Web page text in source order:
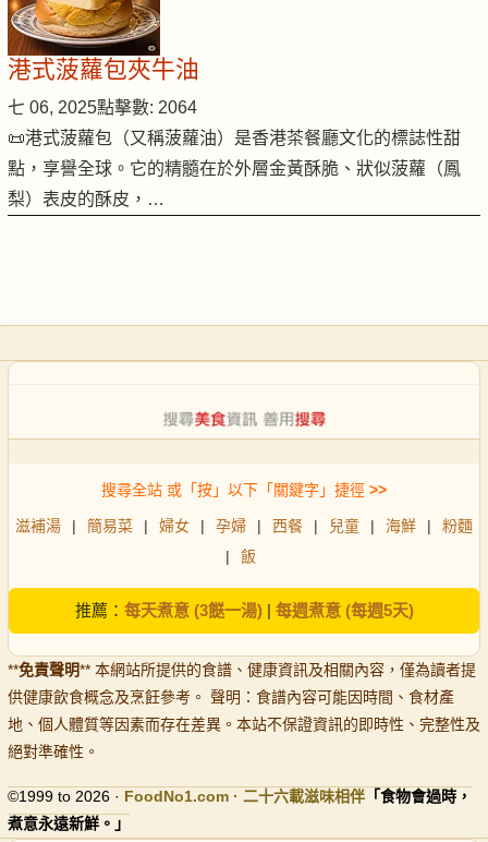
港式菠蘿包夾牛油
七 06, 2025點擊數: 2064
📜港式菠蘿包（又稱菠蘿油）是香港茶餐廳文化的標誌性甜
點，享譽全球。它的精髓在於外層金黃酥脆、狀似菠蘿（鳳
梨）表皮的酥皮，…
搜尋全站 或「按」以下「關鍵字」捷徑 >>
滋補湯 | 簡易菜 | 婦女 | 孕婦 | 西餐 | 兒童 | 海鮮 |
粉麵
|
飯
推薦： 每天煮意 (3餸一湯)| 每週煮意 (每週5天)
**免責聲明** 本網站所提供的食譜、健康資訊及相關內容，僅為讀者提
供健康飲食概念及烹飪參考。 聲明：食譜內容可能因時間、食材產
地、個人體質等因素而存在差異。本站不保證資訊的即時性、完整性及
絕對準確性。
©1999 to 2026 · FoodNo1.com · 二十六載滋味相伴 「食物會過時，
煮意永遠新鮮。」